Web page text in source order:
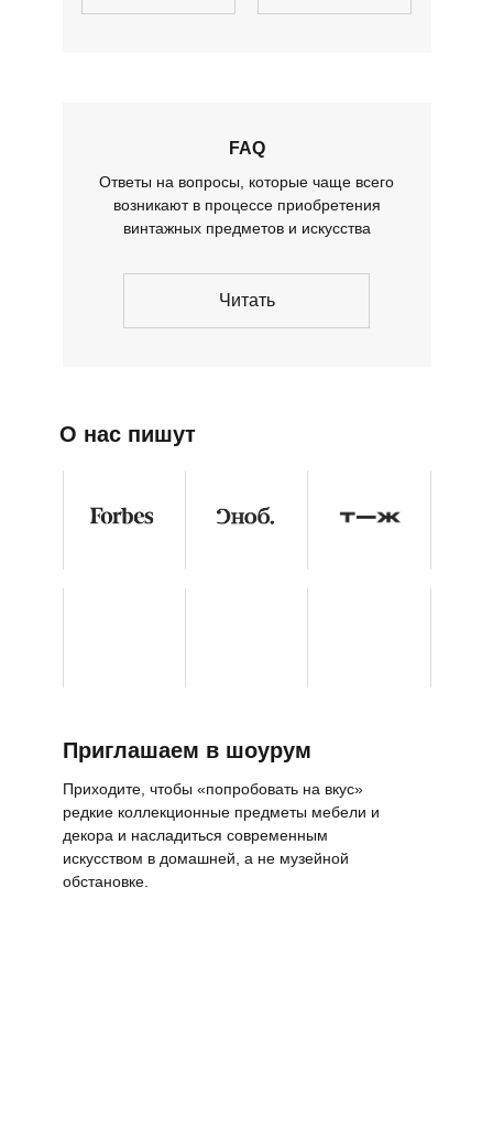
FAQ
Ответы на вопросы, которые чаще всего
возникают в процессе приобретения
винтажных предметов и искусства
Приглашаем в шоурум
Читать
О нас пишут
Приходите, чтобы «попробовать на вкус»
редкие коллекционные предметы мебели и
декора и насладиться современным
искусством в домашней, а не музейной
обстановке.